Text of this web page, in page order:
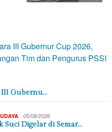
III Gubernu…
05/08/2026
Suci Digelar di Semar…